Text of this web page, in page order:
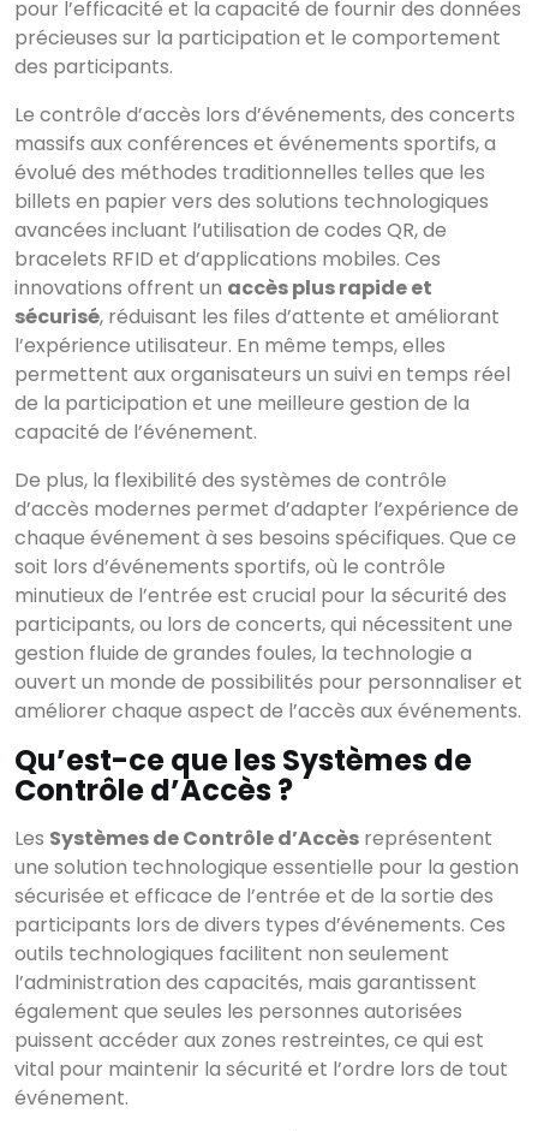
pour l’efficacité et la capacité de fournir des données
précieuses sur la participation et le comportement
des participants.
Le contrôle d’accès lors d’événements, des concerts
massifs aux conférences et événements sportifs, a
évolué des méthodes traditionnelles telles que les
billets en papier vers des solutions technologiques
avancées incluant l’utilisation de codes QR, de
bracelets RFID et d’applications mobiles. Ces
innovations offrent un accès plus rapide et
sécurisé, réduisant les files d’attente et améliorant
l’expérience utilisateur. En même temps, elles
permettent aux organisateurs un suivi en temps réel
de la participation et une meilleure gestion de la
capacité de l’événement.
De plus, la flexibilité des systèmes de contrôle
d’accès modernes permet d’adapter l’expérience de
chaque événement à ses besoins spécifiques. Que ce
soit lors d’événements sportifs, où le contrôle
minutieux de l’entrée est crucial pour la sécurité des
participants, ou lors de concerts, qui nécessitent une
gestion fluide de grandes foules, la technologie a
ouvert un monde de possibilités pour personnaliser et
améliorer chaque aspect de l’accès aux événements.
Qu’est-ce que les Systèmes de
Contrôle d’Accès ?
Les Systèmes de Contrôle d’Accès représentent
une solution technologique essentielle pour la gestion
sécurisée et efficace de l’entrée et de la sortie des
participants lors de divers types d’événements. Ces
outils technologiques facilitent non seulement
l’administration des capacités, mais garantissent
également que seules les personnes autorisées
puissent accéder aux zones restreintes, ce qui est
vital pour maintenir la sécurité et l’ordre lors de tout
événement.